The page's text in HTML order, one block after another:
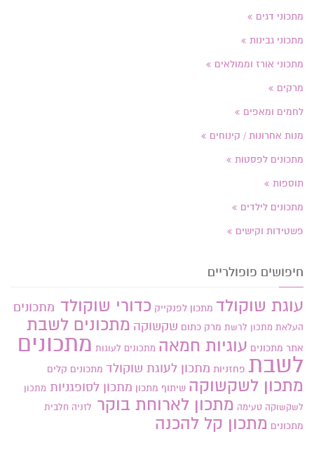
מתכוני דגים
מתכוני גבינות
מתכוני אורז וממולאים
מרקים
לחמים ומאפים
מנות אחרונות / קינוחים
מתכונים לפסטות
תוספות
מתכונים לילדים
פשטידות וקישים
חיפושים פופולריים
עוגת שוקולד מתכון לפנקייק כדורי שוקולד מתכונים
העלאת מתכון לרשת מרק כתום שקשוקה מתכונים לשבת
אתר מתכונים עוגיות חמאה מתכונים לעוגות מתכונים
לשבת פחזניות מתכון לעוגת שוקולד מתכונים קלים
מתכון לשקשוקה שיתוף מתכון מתכון לסופגניות מתכון
לשקשוקה טעימה מתכון לארוחת בוקר לזניה חלבית
מתכונים מתכון קל להכנה